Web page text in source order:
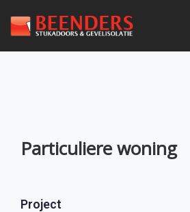
Particuliere woning
Project